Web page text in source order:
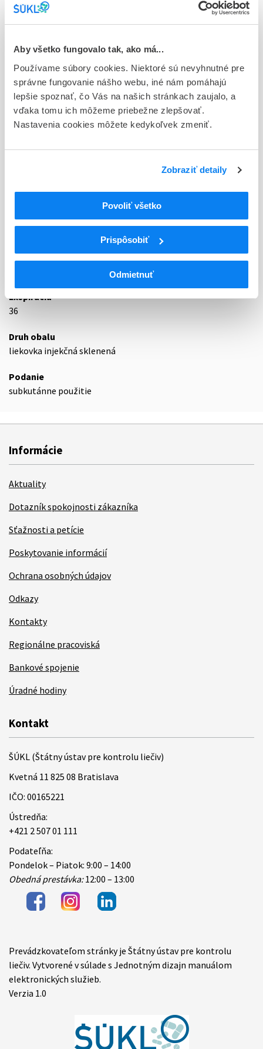
Aby všetko fungovalo tak, ako má...
Používame súbory cookies. Niektoré sú nevyhnutné pre
správne fungovanie nášho webu, iné nám pomáhajú
lepšie spoznať, čo Vás na našich stránkach zaujalo, a
vďaka tomu ich môžeme priebežne zlepšovať.
Nastavenia cookies môžete kedykoľvek zmeniť.
Zobraziť detaily
Povoliť všetko
Prispôsobiť
Odmietnuť
Stav
Typ registračnej procedúry
Európska - orphan
Držiteľ, krajina
UCB Pharma S.A. , Belgicko
59 - IMMUNOPRAEPARATA
Imunosupresíva (zmena WHO)
L04AG
Rozanolixizumab
Exspirácia
36
Druh obalu
liekovka injekčná sklenená
Podanie
subkutánne použitie
Informácie
Aktuality
Dotazník spokojnosti zákazníka
Sťažnosti a petície
Poskytovanie informácií
Ochrana osobných údajov
Odkazy
Kontakty
Regionálne pracoviská
Bankové spojenie
Úradné hodiny
Kontakt
ŠÚKL (Štátny ústav pre kontrolu liečiv)
Kvetná 11 825 08 Bratislava
IČO: 00165221
Ústredňa:
+421 2 507 01 111
Podateľňa:
Pondelok – Piatok: 9:00 – 14:00
Obedná prestávka:12:00 – 13:00
Items
Prevádzkovateľom stránky je Štátny ústav pre kontrolu
liečiv. Vytvorené v súlade s Jednotným dizajn manuálom
elektronických služieb.
Verzia 1.0